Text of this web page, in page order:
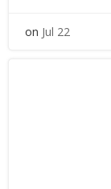
on Jul 22